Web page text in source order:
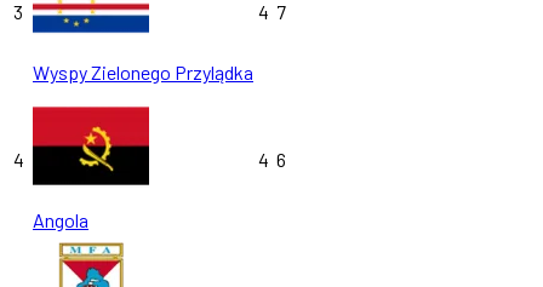
3
Wyspy Zielonego Przylądka
4 7
4
Angola
4 6